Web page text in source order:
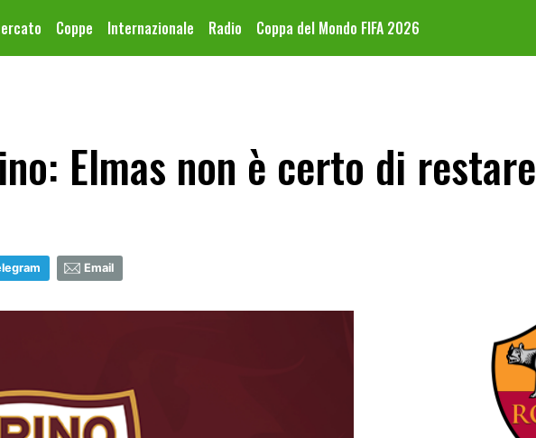
Coppe Internazionale Radio Coppa del Mondo FIFA 2026
Elmas non è certo di restare
Email